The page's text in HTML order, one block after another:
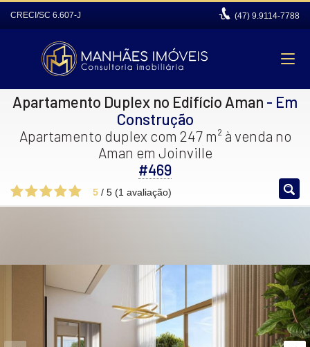
CRECI/SC 6.607-J (47) 9.9114-7788
Apartamento Duplex no Edifício Aman - Em
Construção
Apartamento duplex com 247 m² à venda no
Aman em Joinville
#469
5 / 5 (1 avaliação)